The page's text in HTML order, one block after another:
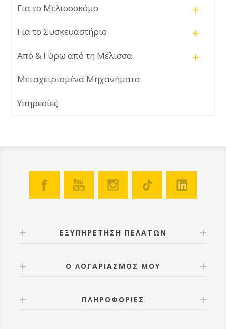
Για το Μελισσοκόμο +
Για το Συσκευαστήριο +
Από & Γύρω από τη Μέλισσα +
Μεταχειρισμένα Μηχανήματα
Υπηρεσίες
ΕΞΥΠΗΡΕΤΗΣΗ ΠΕΛΑΤΩΝ
Ο ΛΟΓΑΡΙΑΣΜΟΣ ΜΟΥ
ΠΛΗΡΟΦΟΡΙΕΣ